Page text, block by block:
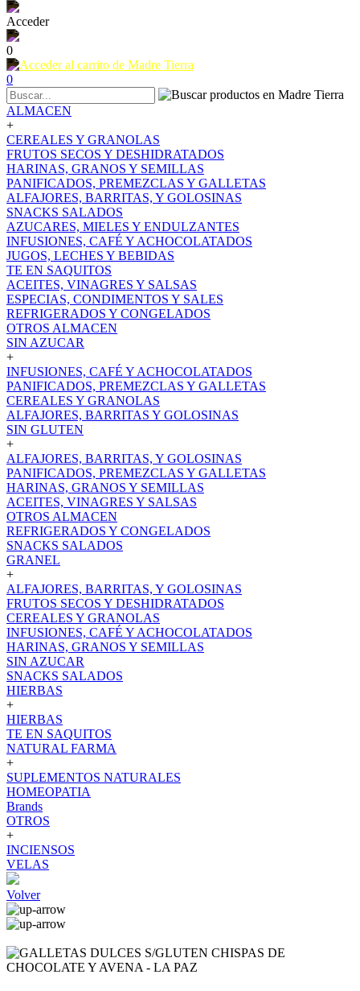
Acceder
0
0
ALMACEN
+
CEREALES Y GRANOLAS
FRUTOS SECOS Y DESHIDRATADOS
HARINAS, GRANOS Y SEMILLAS
PANIFICADOS, PREMEZCLAS Y GALLETAS
ALFAJORES, BARRITAS, Y GOLOSINAS
SNACKS SALADOS
AZUCARES, MIELES Y ENDULZANTES
INFUSIONES, CAFÉ Y ACHOCOLATADOS
JUGOS, LECHES Y BEBIDAS
TE EN SAQUITOS
ACEITES, VINAGRES Y SALSAS
ESPECIAS, CONDIMENTOS Y SALES
REFRIGERADOS Y CONGELADOS
OTROS ALMACEN
SIN AZUCAR
+
INFUSIONES, CAFÉ Y ACHOCOLATADOS
PANIFICADOS, PREMEZCLAS Y GALLETAS
CEREALES Y GRANOLAS
ALFAJORES, BARRITAS Y GOLOSINAS
SIN GLUTEN
+
ALFAJORES, BARRITAS, Y GOLOSINAS
PANIFICADOS, PREMEZCLAS Y GALLETAS
HARINAS, GRANOS Y SEMILLAS
ACEITES, VINAGRES Y SALSAS
OTROS ALMACEN
REFRIGERADOS Y CONGELADOS
SNACKS SALADOS
GRANEL
+
ALFAJORES, BARRITAS, Y GOLOSINAS
FRUTOS SECOS Y DESHIDRATADOS
CEREALES Y GRANOLAS
INFUSIONES, CAFÉ Y ACHOCOLATADOS
HARINAS, GRANOS Y SEMILLAS
SIN AZUCAR
SNACKS SALADOS
HIERBAS
+
HIERBAS
TE EN SAQUITOS
NATURAL FARMA
+
SUPLEMENTOS NATURALES
HOMEOPATIA
Brands
OTROS
+
INCIENSOS
VELAS
Volver